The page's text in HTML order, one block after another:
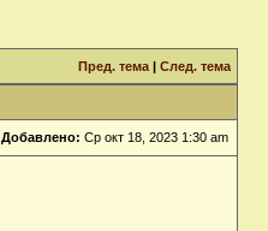
Пред. тема | След. тема
Добавлено: Ср окт 18, 2023 1:30 am